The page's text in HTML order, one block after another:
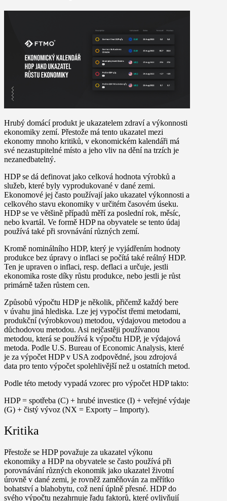
Hrubý domácí produkt je ukazatelem zdraví a výkonnosti
ekonomiky zemí. Přestože má tento ukazatel mezi
ekonomy mnoho kritiků, v ekonomickém kalendáři má
své nezastupitelné místo a jeho vliv na dění na trzích je
nezanedbatelný.
HDP se dá definovat jako celková hodnota výrobků a
služeb, které byly vyprodukované v dané zemi.
Ekonomové jej často používají jako ukazatel výkonnosti a
celkového stavu ekonomiky v určitém časovém úseku.
HDP se ve většině případů měří za poslední rok, měsíc,
nebo kvartál. Ve formě HDP na obyvatele se tento údaj
používá také při srovnávání různých zemí.
Kromě nominálního HDP, který je vyjádřením hodnoty
produkce bez úpravy o inflaci se počítá také reálný HDP.
Ten je upraven o inflaci, resp. deflaci a určuje, jestli
ekonomika roste díky růstu produkce, nebo jestli je růst
primárně tažen růstem cen.
Způsobů výpočtu HDP je několik, přičemž každý bere
v úvahu jiná hlediska. Lze jej vypočíst třemi metodami,
produkční (výrobkovou) metodou, výdajovou metodou a
důchodovou metodou. Asi nejčastěji používanou
metodou, která se používá k výpočtu HDP, je výdajová
metoda. Podle U.S. Bureau of Economic Analysis, které
je za výpočet HDP v USA zodpovědné, jsou zdrojová
data pro tento výpočet spolehlivější než u ostatních metod.
Podle této metody vypadá vzorec pro výpočet HDP takto:
HDP = spotřeba (C) + hrubé investice (I) + veřejné výdaje
(G) + čistý vývoz (NX = Exporty – Importy).
Kritika
Přestože se HDP považuje za ukazatel výkonu
ekonomiky a HDP na obyvatele se často používá při
porovnávání různých ekonomik jako ukazatel životní
úrovně v dané zemi, je rovněž zaměňován za měřítko
bohatství a blahobytu, což není úplně přesné. HDP do
svého výpočtu nezahrnuje řadu faktorů, které ovlivňují